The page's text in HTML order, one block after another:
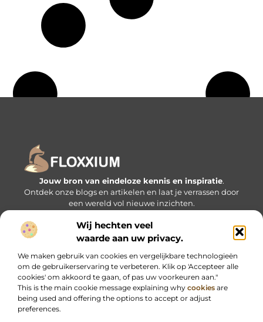
Wij hechten veel
waarde aan uw privacy.
We maken gebruik van cookies en vergelijkbare technologieën
om de gebruikerservaring te verbeteren. Klik op 'Accepteer alle
cookies' om akkoord te gaan, of pas uw voorkeuren aan."
This is the main cookie message explaining why cookies are
being used and offering the options to accept or adjust
preferences.
Jouw bron van eindeloze kennis en inspiratie.
Ontdek onze blogs en artikelen en laat je verrassen door
een wereld vol nieuwe inzichten.
Bericht categorie
Onze informatie